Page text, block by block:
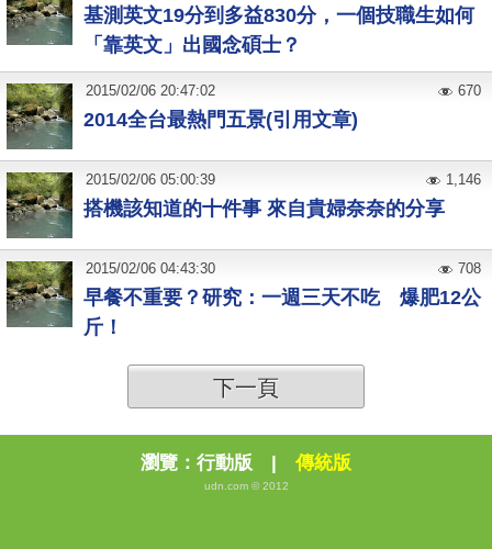
基測英文19分到多益830分，一個技職生如何
「靠英文」出國念碩士？
2014全台最熱門五景(引用文章)
2015/02/06 20:47:02 670
搭機該知道的十件事 來自貴婦奈奈的分享
2015/02/06 05:00:39 1,146
早餐不重要？研究：一週三天不吃 爆肥12公
斤！
2015/02/06 04:43:30 708
下一頁
瀏覽： 行動版 | 傳統版
udn.com © 2012